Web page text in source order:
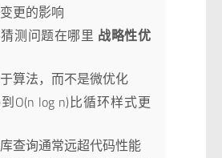
更的影响
测问题在哪里 战略性优
算法，而不是微优化
到O(n log n)比循环样式更
查询通常远超代码性能